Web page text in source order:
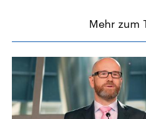
Mehr zum